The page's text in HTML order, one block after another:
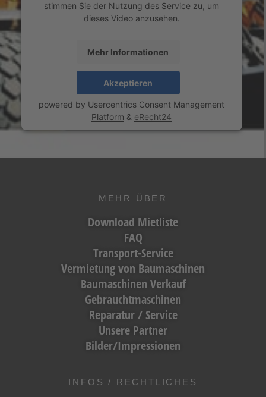
stimmen Sie der Nutzung des Service zu, um
dieses Video anzusehen.
Mehr Informationen
Akzeptieren
powered by Usercentrics Consent Management
Platform & eRecht24
MEHR ÜBER
Download Mietliste
FAQ
Transport-Service
Vermietung von Baumaschinen
Baumaschinen Verkauf
Gebrauchtmaschinen
Reparatur / Service
Unsere Partner
Bilder/Impressionen
INFOS / RECHTLICHES